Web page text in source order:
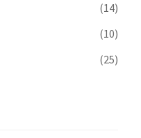
(14)
(10)
(25)